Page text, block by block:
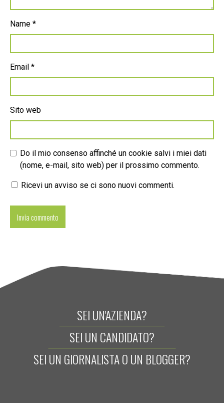
Name *
Email *
Sito web
Do il mio consenso affinché un cookie salvi i miei dati
(nome, e-mail, sito web) per il prossimo commento.
Ricevi un avviso se ci sono nuovi commenti.
SEI UN'AZIENDA?
SEI UN CANDIDATO?
SEI UN GIORNALISTA O UN BLOGGER?